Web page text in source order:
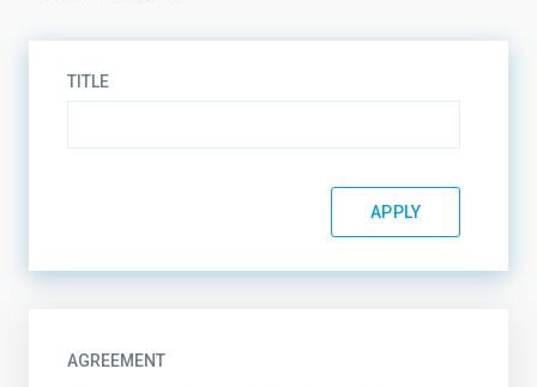
TITLE
AGREEMENT